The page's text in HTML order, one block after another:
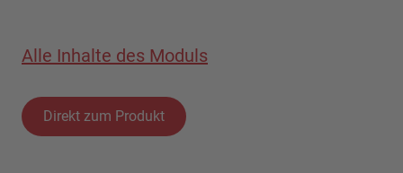
Alle Inhalte des Moduls
Direkt zum Produkt